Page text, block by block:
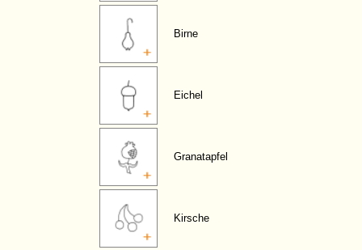
Birne
Eichel
Granatapfel
Kirsche